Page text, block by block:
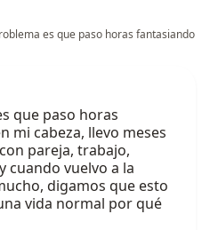
es que paso horas fantasiando
que paso horas
mi cabeza, llevo meses
pareja, trabajo,
cuando vuelvo a la
digamos que esto
vida normal por qué